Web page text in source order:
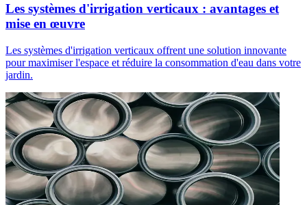
Les systèmes d'irrigation verticaux : avantages et
mise en œuvre
Les systèmes d'irrigation verticaux offrent une solution innovante
pour maximiser l'espace et réduire la consommation d'eau dans votre
jardin.